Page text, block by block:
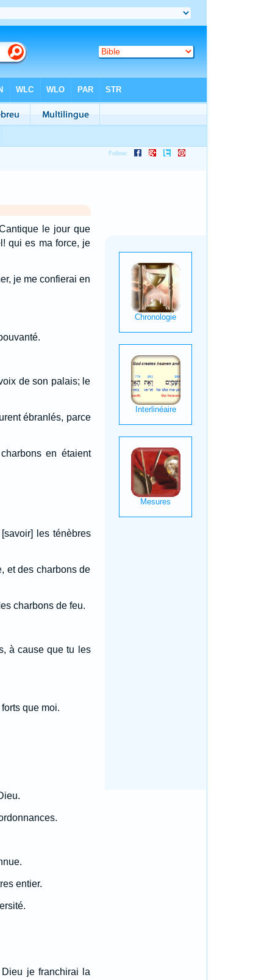
le jour que
qui es ma force, je
je me confierai en
de son palais; le
ébranlés, parce
en étaient
les ténèbres
et des charbons de
charbons de feu.
à cause que tu les
que moi.
entier.
je franchirai la